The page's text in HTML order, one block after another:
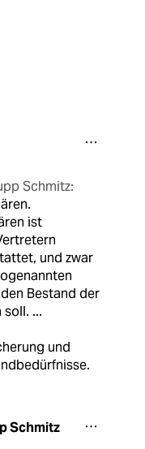
Schmitz:
ist
und zwar
Bestand der
...
und
Schmitz